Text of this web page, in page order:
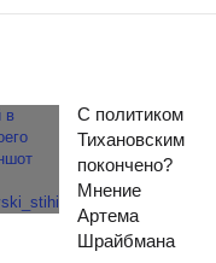
С политиком
Тихановским
покончено?
Мнение
Артема
Шрайбмана